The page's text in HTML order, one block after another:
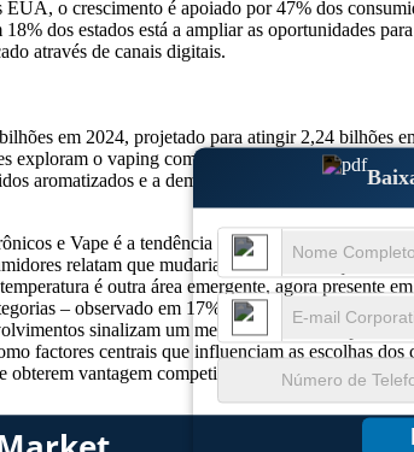
o crescimento é apoiado por 47% dos
dos estados está a ampliar as oportunidades
através de canais digitais.
em 2024, projetado para atingir 2,24 bilhões
exploram o vaping como uma dinâmica de
aromatizados e a demanda por dispositivos
e Vape é a tendência acelerada em direção a
relatam que mudariam para marcas que
é outra área emergente, agora presente
– observado em 17% dos novos produtos
sinalizam um mercado que evolui para
factores centrais que influenciam as escolhas
obterem vantagem competitiva num mercado